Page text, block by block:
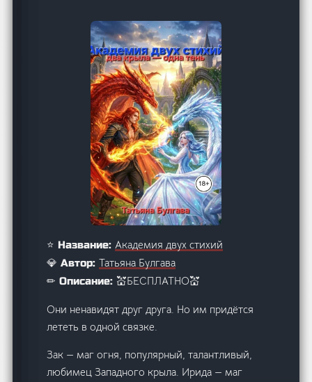
⭐ Название:Академия двух стихий
💎 Автор:Татьяна Булгава
✏ Описание: 💒БЕСПЛАТНО💒
Они ненавидят друг друга. Но им придётся
лететь в одной связке.
Зак — маг огня, популярный, талантливый,
любимец Западного крыла. Ирида — маг